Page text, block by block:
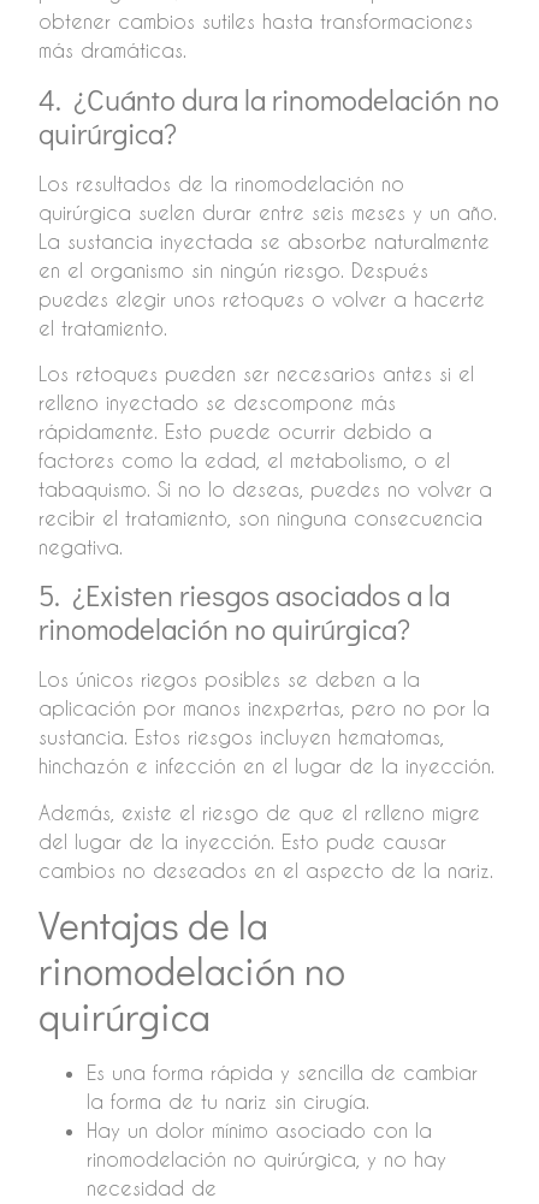
obtener cambios sutiles hasta transformaciones
más dramáticas.
4. ¿Cuánto dura la rinomodelación no
quirúrgica?
Los resultados de la rinomodelación no
quirúrgica suelen durar entre seis meses y un año.
La sustancia inyectada se absorbe naturalmente
en el organismo sin ningún riesgo. Después
puedes elegir unos retoques o volver a hacerte
el tratamiento.
Los retoques pueden ser necesarios antes si el
relleno inyectado se descompone más
rápidamente. Esto puede ocurrir debido a
factores como la edad, el metabolismo, o el
tabaquismo. Si no lo deseas, puedes no volver a
recibir el tratamiento, son ninguna consecuencia
negativa.
5. ¿Existen riesgos asociados a la
rinomodelación no quirúrgica?
Los únicos riegos posibles se deben a la
aplicación por manos inexpertas, pero no por la
sustancia. Estos riesgos incluyen hematomas,
hinchazón e infección en el lugar de la inyección.
Además, existe el riesgo de que el relleno migre
del lugar de la inyección. Esto pude causar
cambios no deseados en el aspecto de la nariz.
Ventajas de la
rinomodelación no
quirúrgica
Es una forma rápida y sencilla de cambiar
la forma de tu nariz sin cirugía.
Hay un dolor mínimo asociado con la
rinomodelación no quirúrgica, y no hay
necesidad de